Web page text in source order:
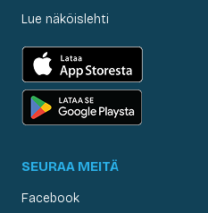
Lue näköislehti
SEURAA MEITÄ
Facebook